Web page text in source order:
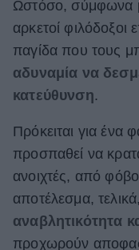
ΒΟΞ
Χωρίς Ταμπέλες
Women's Forum
Hautes Grecians
Ωστόσο, σύμφωνα
αρκετοί φιλόδοξοι
παγίδα που τους
αδυναμία να
κατεύθυνση.
Πρόκειται για ένα
προσπαθεί να
ανοιχτές, από
αποτέλεσμα, τελικά,
αναβλητικότητα
προχωρούν